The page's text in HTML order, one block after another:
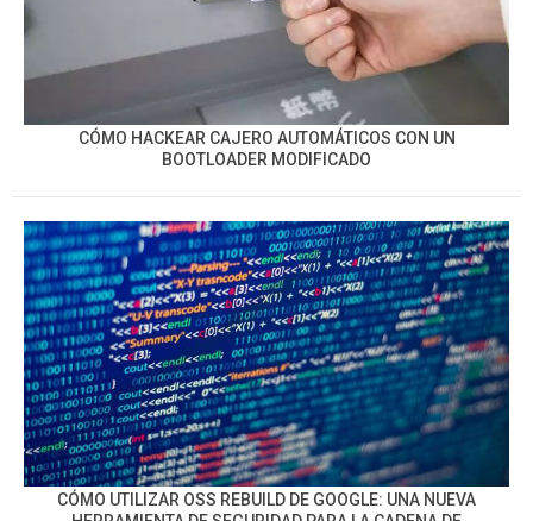
CÓMO HACKEAR CAJERO AUTOMÁTICOS CON UN
BOOTLOADER MODIFICADO
CÓMO UTILIZAR OSS REBUILD DE GOOGLE: UNA NUEVA